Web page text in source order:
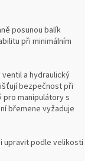
posunou balík
při minimálním
a hydraulický
bezpečnost při
pro manipulátory s
břemene vyžaduje
upravit podle velikosti